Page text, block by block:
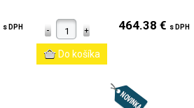
s DPH 464.38 € s DPH